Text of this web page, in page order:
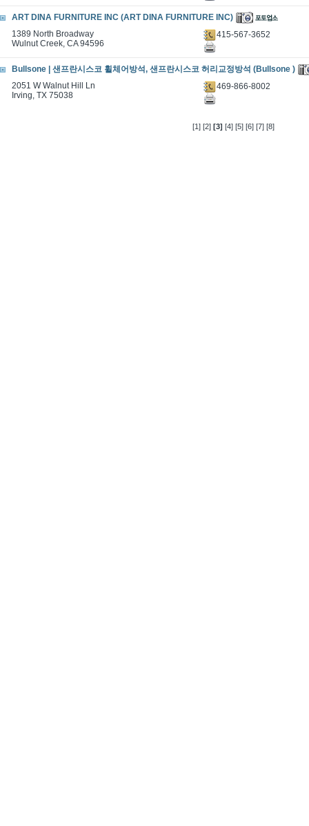
ART DINA FURNITURE INC (ART DINA FURNITURE INC)
1389 North Broadway
Wulnut Creek, CA 94596
415-567-3652
Bullsone | 샌프란시스코 휠체어방석, 샌프란시스코 허리교정방석 (Bullsone )
2051 W Walnut Hill Ln
Irving, TX 75038
469-866-8002
[1] [2] [3] [4] [5] [6] [7] [8]